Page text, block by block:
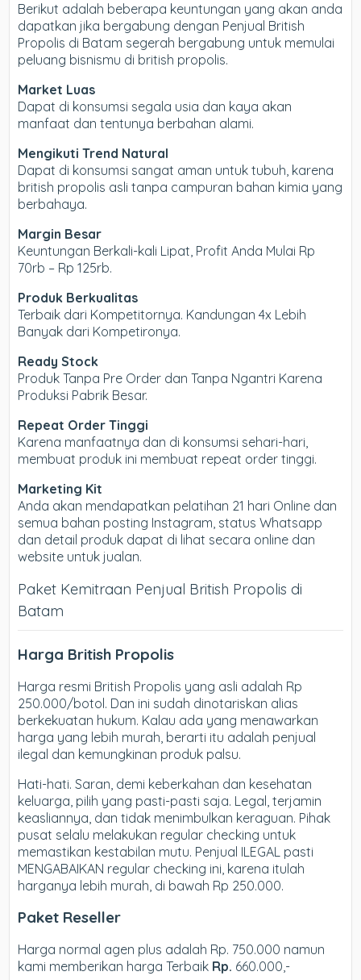
Berikut adalah beberapa keuntungan yang akan anda
dapatkan jika bergabung dengan Penjual British
Propolis di Batam segerah bergabung untuk memulai
peluang bisnismu di british propolis.
Market Luas
Dapat di konsumsi segala usia dan kaya akan
manfaat dan tentunya berbahan alami.
Mengikuti Trend Natural
Dapat di konsumsi sangat aman untuk tubuh, karena
british propolis asli tanpa campuran bahan kimia yang
berbahaya.
Margin Besar
Keuntungan Berkali-kali Lipat, Profit Anda Mulai Rp
70rb – Rp 125rb.
Produk Berkualitas
Terbaik dari Kompetitornya. Kandungan 4x Lebih
Banyak dari Kompetironya.
Ready Stock
Produk Tanpa Pre Order dan Tanpa Ngantri Karena
Produksi Pabrik Besar.
Repeat Order Tinggi
Karena manfaatnya dan di konsumsi sehari-hari,
membuat produk ini membuat repeat order tinggi.
Marketing Kit
Anda akan mendapatkan pelatihan 21 hari Online dan
semua bahan posting Instagram, status Whatsapp
dan detail produk dapat di lihat secara online dan
website untuk jualan.
Paket Kemitraan Penjual British Propolis di
Batam
Harga British Propolis
Harga resmi British Propolis yang asli adalah Rp
250.000/botol. Dan ini sudah dinotariskan alias
berkekuatan hukum. Kalau ada yang menawarkan
harga yang lebih murah, berarti itu adalah penjual
ilegal dan kemungkinan produk palsu.
Hati-hati. Saran, demi keberkahan dan kesehatan
keluarga, pilih yang pasti-pasti saja. Legal, terjamin
keasliannya, dan tidak menimbulkan keraguan. Pihak
pusat selalu melakukan regular checking untuk
memastikan kestabilan mutu. Penjual ILEGAL pasti
MENGABAIKAN regular checking ini, karena itulah
harganya lebih murah, di bawah Rp 250.000.
Paket Reseller
Harga normal agen plus adalah Rp. 750.000 namun
kami memberikan harga Terbaik Rp. 660.000,-